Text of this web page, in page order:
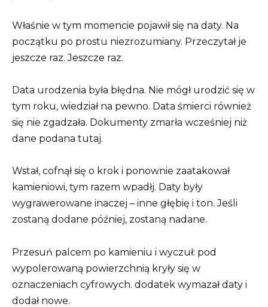
Właśnie w tym momencie pojawił się na daty. Na
początku po prostu niezrozumiany. Przeczytał je
jeszcze raz. Jeszcze raz.
Data urodzenia była błędna. Nie mógł urodzić się w
tym roku, wiedział na pewno. Data śmierci również
się nie zgadzała. Dokumenty zmarła wcześniej niż
dane podana tutaj.
Wstał, cofnął się o krok i ponownie zaatakował
kamieniowi, tym razem wpadłj. Daty były
wygrawerowane inaczej – inne głębię i ton. Jeśli
zostaną dodane później, zostaną nadane.
Przesuń palcem po kamieniu i wyczuł: pod
wypolerowaną powierzchnią kryły się w
oznaczeniach cyfrowych. dodatek wymazał daty i
dodał nowe.